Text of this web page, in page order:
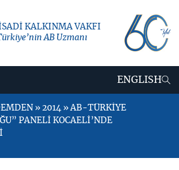
KALKINMA VAKFI
AB Uzmanı
ENGLISH
» 2014 » AB-TÜRKİYE
PANELİ KOCAELİ’NDE